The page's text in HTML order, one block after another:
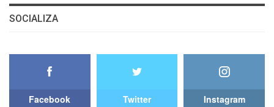
SOCIALIZA
Facebook Twitter Instagram